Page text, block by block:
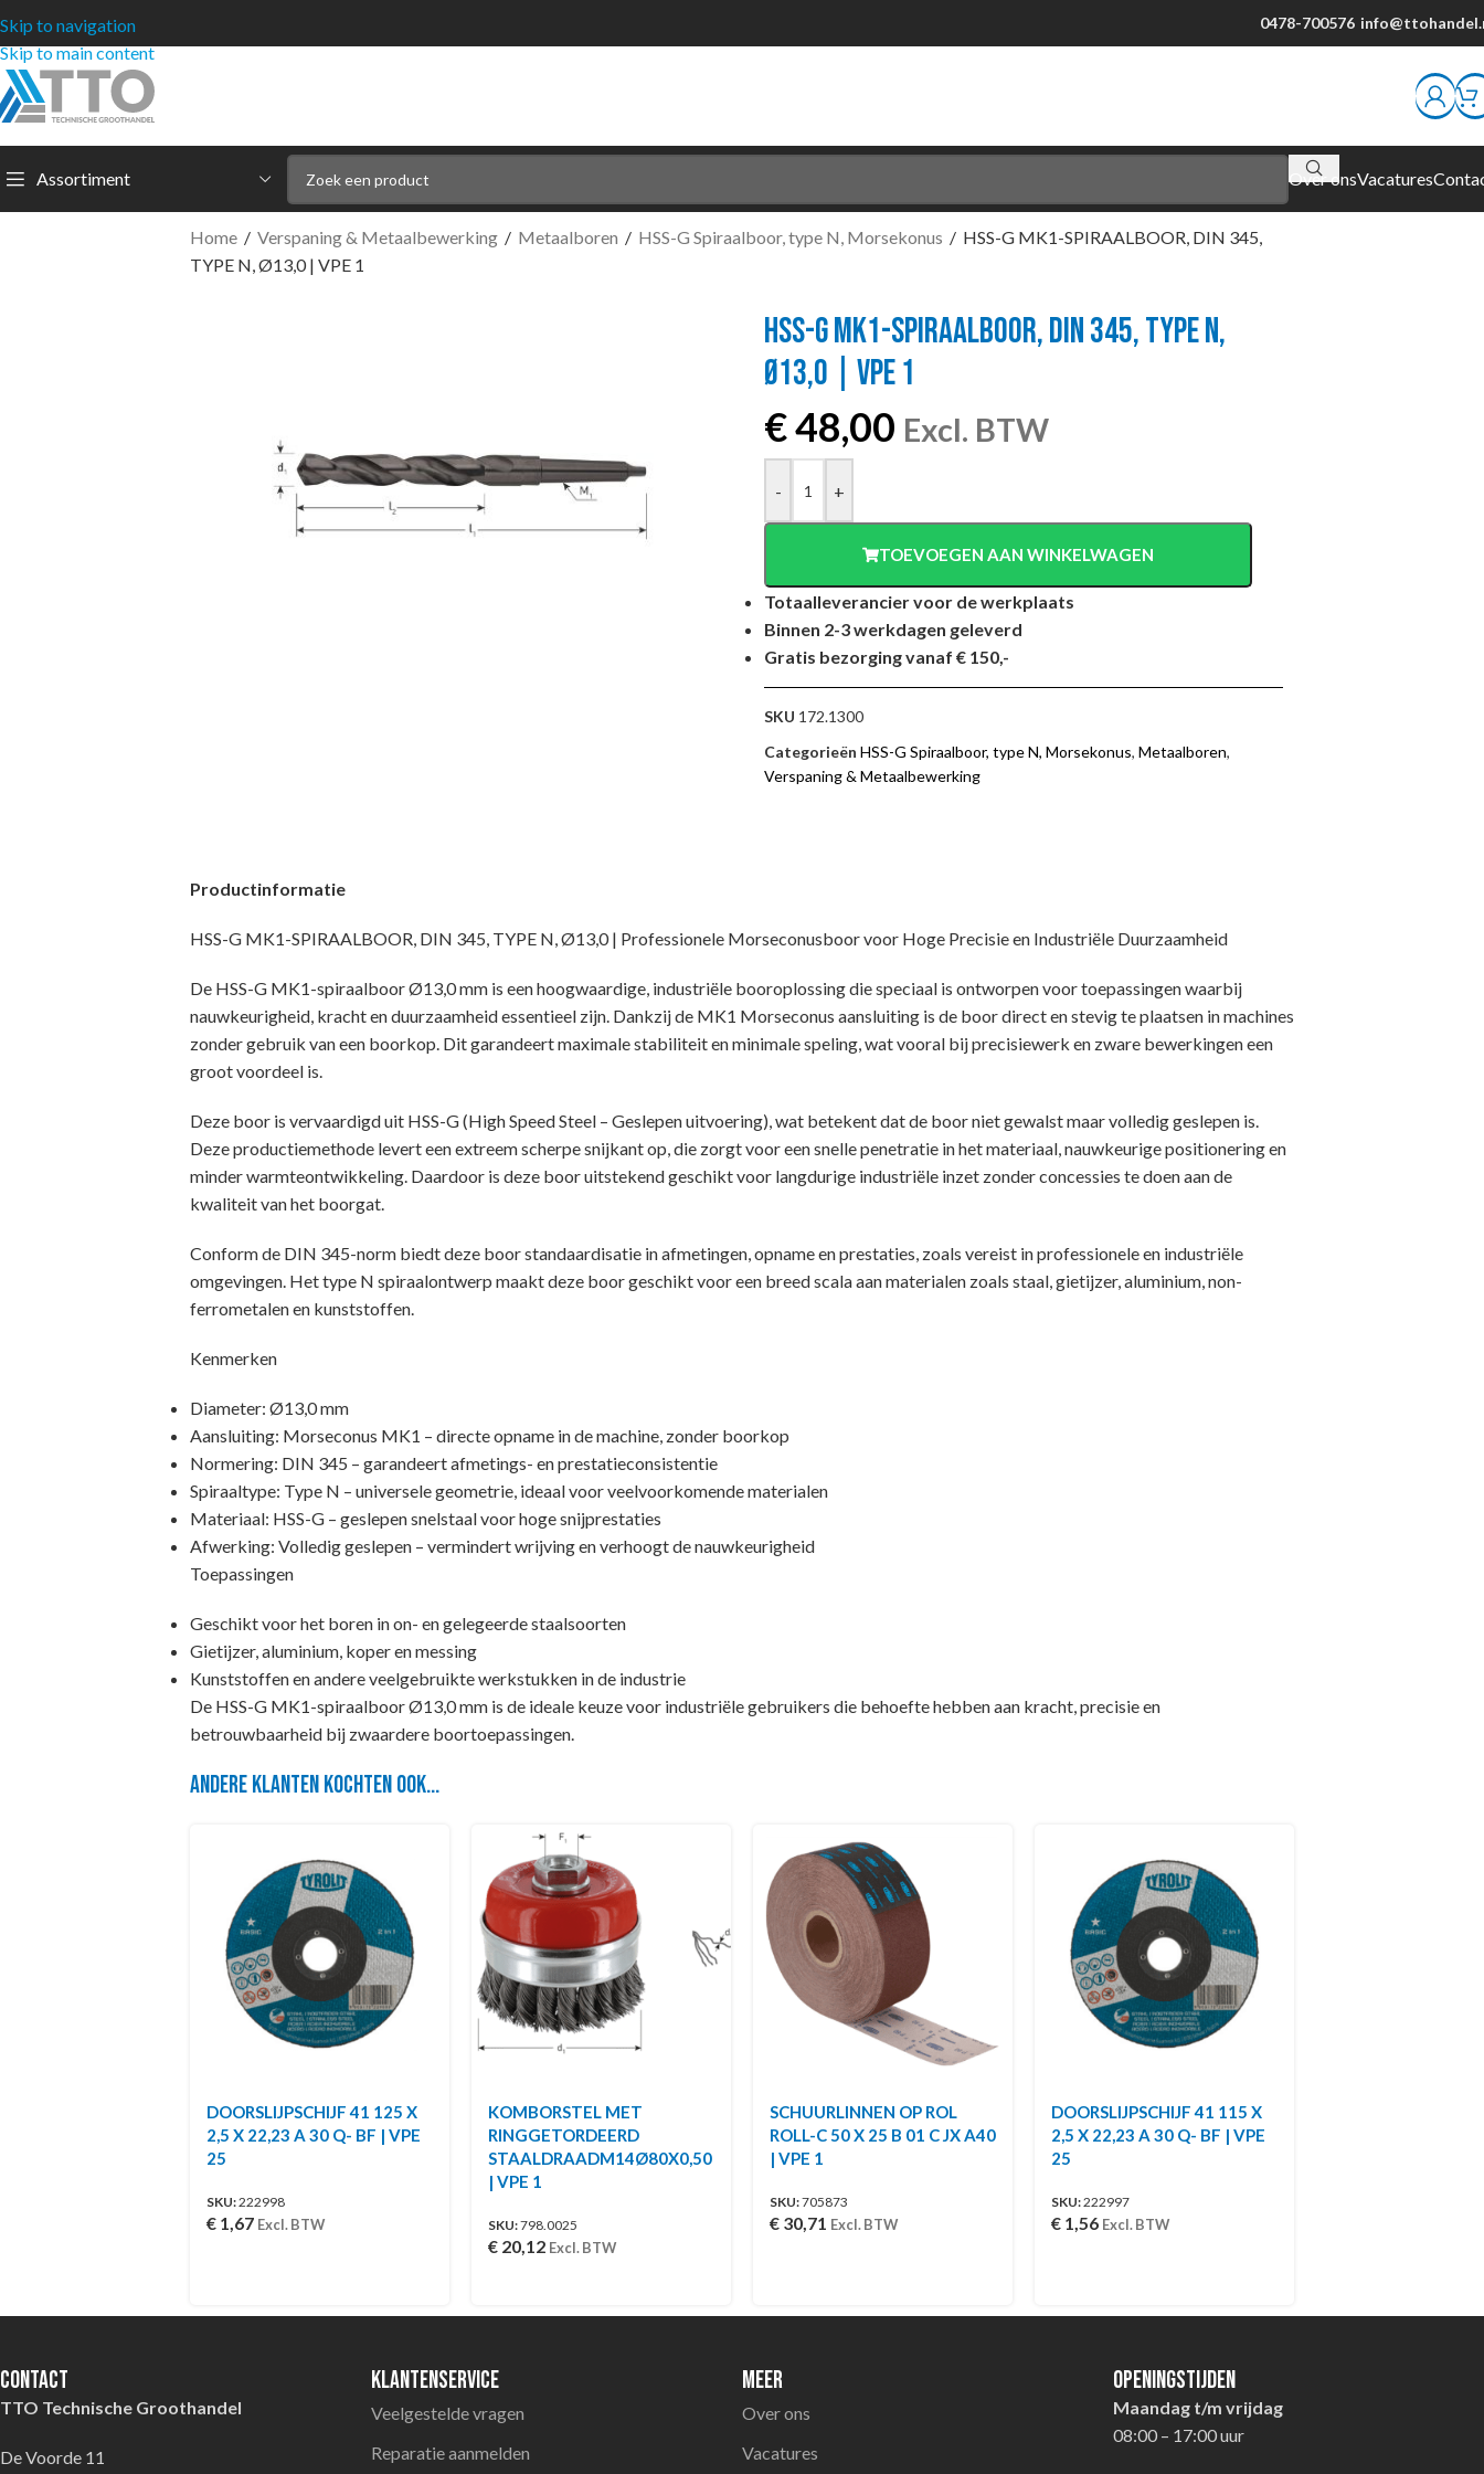
Skip to navigation
Skip to main content
0478-700576
Assortiment Over onsVacatures
Home / Verspaning & Metaalbewerking / Metaalboren / HSS-G Spiraalboor, type N, Morsekonus / HSS-G MK1-SPIRAALBOOR, DIN 345,
TYPE N, Ø13,0 | VPE 1
HSS-G MK1-SPIRAALBOOR, DIN 345, TYPE N,
Ø13,0 | VPE 1
€48,00 Excl. BTW
- +
TOEVOEGEN AAN WINKELWAGEN
Totaalleverancier voor de werkplaats
Binnen 2-3 werkdagen geleverd
Gratis bezorging vanaf € 150,-
SKU 172.1300
Categorieën HSS-G Spiraalboor, type N, Morsekonus, Metaalboren,
Verspaning & Metaalbewerking
Productinformatie
HSS-G MK1-SPIRAALBOOR, DIN 345, TYPE N, Ø13,0 | Professionele Morseconusboor voor Hoge Precisie en Industriële Duurzaamheid
De HSS-G MK1-spiraalboor Ø13,0 mm is een hoogwaardige, industriële booroplossing die speciaal is ontworpen voor toepassingen waarbij
nauwkeurigheid, kracht en duurzaamheid essentieel zijn. Dankzij de MK1 Morseconus aansluiting is de boor direct en stevig te plaatsen in machines
zonder gebruik van een boorkop. Dit garandeert maximale stabiliteit en minimale speling, wat vooral bij precisiewerk en zware bewerkingen een
groot voordeel is.
Deze boor is vervaardigd uit HSS-G (High Speed Steel – Geslepen uitvoering), wat betekent dat de boor niet gewalst maar volledig geslepen is.
Deze productiemethode levert een extreem scherpe snijkant op, die zorgt voor een snelle penetratie in het materiaal, nauwkeurige positionering en
minder warmteontwikkeling. Daardoor is deze boor uitstekend geschikt voor langdurige industriële inzet zonder concessies te doen aan de
kwaliteit van het boorgat.
Conform de DIN 345-norm biedt deze boor standaardisatie in afmetingen, opname en prestaties, zoals vereist in professionele en industriële
omgevingen. Het type N spiraalontwerp maakt deze boor geschikt voor een breed scala aan materialen zoals staal, gietijzer, aluminium, non-
ferrometalen en kunststoffen.
Kenmerken
Diameter: Ø13,0 mm
Aansluiting: Morseconus MK1 – directe opname in de machine, zonder boorkop
Normering: DIN 345 – garandeert afmetings- en prestatieconsistentie
Spiraaltype: Type N – universele geometrie, ideaal voor veelvoorkomende materialen
Materiaal: HSS-G – geslepen snelstaal voor hoge snijprestaties
Afwerking: Volledig geslepen – vermindert wrijving en verhoogt de nauwkeurigheid
Toepassingen
Geschikt voor het boren in on- en gelegeerde staalsoorten
Gietijzer, aluminium, koper en messing
Kunststoffen en andere veelgebruikte werkstukken in de industrie
De HSS-G MK1-spiraalboor Ø13,0 mm is de ideale keuze voor industriële gebruikers die behoefte hebben aan kracht, precisie en
betrouwbaarheid bij zwaardere boortoepassingen.
Andere klanten kochten ook...
DOORSLIJPSCHIJF 41 125 X
2,5 X 22,23 A 30 Q- BF | VPE
25
SKU:222998
€ 1,67 Excl. BTW
KOMBORSTEL MET
RINGGETORDEERD
STAALDRAADM14Ø80X0,50
| VPE 1
SKU:798.0025
€ 20,12 Excl. BTW
SCHUURLINNEN OP ROL
ROLL-C 50 X 25 B 01 C JX A40
| VPE 1
SKU:705873
€ 30,71 Excl. BTW
DOORSLIJPSCHIJF 41 115 X
2,5 X 22,23 A 30 Q- BF | VPE
25
SKU:222997
€ 1,56 Excl. BTW
Contact
TTO Technische Groothandel
De Voorde 11
Klantenservice
Veelgestelde vragen
Reparatie aanmelden
Meer
Over ons
Vacatures
Openingstijden
Maandag t/m vrijdag
08:00 – 17:00 uur